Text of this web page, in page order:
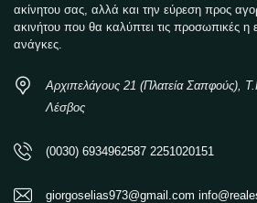
ακίνητου σας, αλλά και την εύρεση προς
ακινήτου που θα καλύπτει τις προσωπικές η
ανάγκες.
Αρχιπελάγους 21 (Πλατεία Σαπφούς),
Λέσβος
(0030) 6934962587 2251020151
giorgoselias973@gmail.com